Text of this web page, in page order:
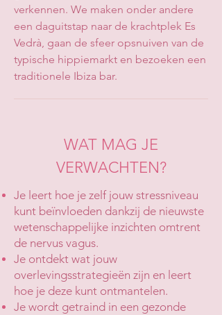
verkennen. We maken onder andere
een daguitstap naar de krachtplek Es
Vedrà, gaan de sfeer opsnuiven van de
typische hippiemarkt en bezoeken een
traditionele Ibiza bar.
WAT MAG JE
VERWACHTEN?
Je leert hoe je zelf jouw stressniveau
kunt beïnvloeden dankzij de nieuwste
wetenschappelijke inzichten omtrent
de nervus vagus.
Je ontdekt wat jouw
overlevingsstrategieën zijn en leert
hoe je deze kunt ontmantelen.
Je wordt getraind in een gezonde